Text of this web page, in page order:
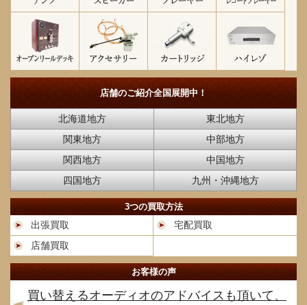
店舗のご紹介全国展開中！
北海道地方
東北地方
関東地方
中部地方
関西地方
中国地方
四国地方
九州・沖縄地方
3つの買取方法
出張買取
宅配買取
店舗買取
お客様の声
買い替えるオーディオのアドバイスも頂いて、